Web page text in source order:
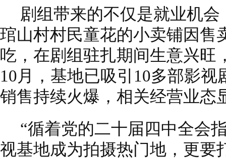
剧组带来的不仅是就业机
琯山村村民童花的小卖铺因售
吃，在剧组驻扎期间生意兴旺
10月，基地已吸引10多部影
销售持续火爆，相关经营业态
“循着党的二十届四中全会
视基地成为拍摄热门地，更要